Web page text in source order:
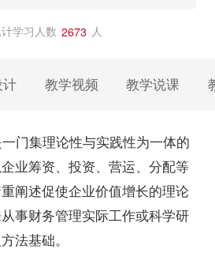
计学习人数 2673 人
教学视频 教学说课
集理论性与实践性为一体的
业筹资、投资、营运、分配等
阐述促使企业价值增长的理论
事财务管理实际工作或科学研
法基础。